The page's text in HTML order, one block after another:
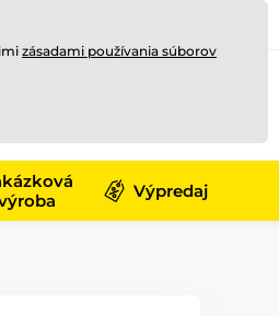
Výpredaj
zásadami používania súborov